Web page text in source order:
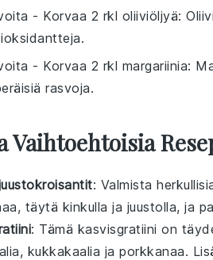
- Korvaa 2 rkl oliiviöljyä:
- Korvaa 2 rkl margariinia:
rasvoja.
Vaihtoehtoisia
: Valmista
täytä kinkulla ja juustolla, ja
: Tämä kasvisgratiini on
, kukkakaalia ja porkkanaa.